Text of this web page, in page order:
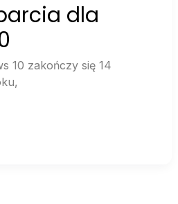
dla
10 zakończy się 14